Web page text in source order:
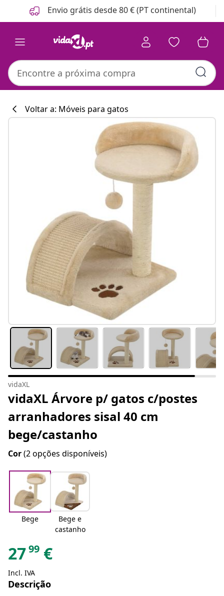
Anterior
Seguinte Envio grátis desde 80 € (PT continental)
Voltar a: Móveis para gatos
vidaXL
vidaXL Árvore p/ gatos c/postes
arranhadores sisal 40 cm
bege/castanho
Cor(2 opções disponíveis)
Bege
Bege e
castanho
2799 €
Incl. IVA
Descrição